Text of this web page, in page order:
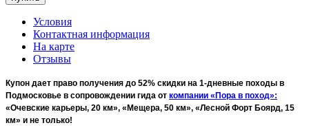
Условия
Контактная информация
На карте
Отзывы
Купон дает право получения до 52% скидки на 1-дневные походы в
Подмосковье в сопровождении гида от компании «Пора в поход»:
«Очевские карьеры, 20 км», «Мещера, 50 км», «Лесной Форт Боярд, 15
км» и не только!